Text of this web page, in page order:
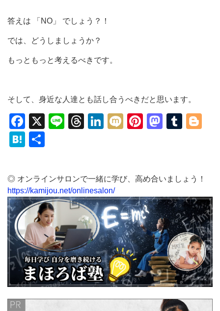
答えは 「NO」 でしょう？！
では、どうしましょうか？
もっともっと考えるべきです。
そして、身近な人達とも話し合うべきだと思います。
Facebook
X LineThreads
LinkedIn
MixiPinterest
Hatena
◎ オンラインサロンで一緒に学び、高め合いましょう！
https://kamijou.net/onlinesalon/